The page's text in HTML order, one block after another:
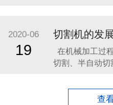
月的开模费，便
图切割机迅速取
统刀
2020-06
19
切割机的发
在机械加工过
切割、半自动切
费大、后续加
查